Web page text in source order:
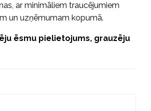
ar minimāliem traucējumiem
un uzņēmumam kopumā.
ēsmu pielietojums, grauzēju